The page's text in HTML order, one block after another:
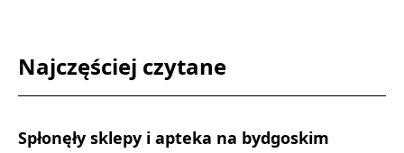
Najczęściej czytane
Spłonęły sklepy i apteka na bydgoskim